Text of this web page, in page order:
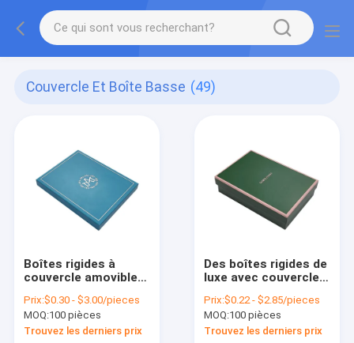
Couvercle Et Boîte Basse (49)
Boîtes rigides à
couvercle amovible
Prix:$0.30 - $3.00/pieces
MOQ:100 pièces
Trouvez les derniers prix
Des boîtes rigides de
luxe avec couvercle
Prix:$0.22 - $2.85/pieces
MOQ:100 pièces
Trouvez les derniers prix